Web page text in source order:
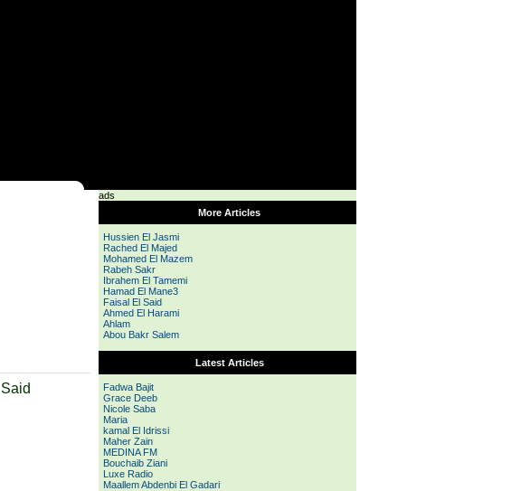
ads
More Articles
Hussien El Jasmi
Rached El Majed
Mohamed El Mazem
Rabeh Sakr
Ibrahem El Tamemi
Hamad El Mane3
Faisal El Said
Ahmed El Harami
Ahlam
Abou Bakr Salem
Latest Articles
Fadwa Bajit
Grace Deeb
Nicole Saba
Maria
kamal El Idrissi
Maher Zain
MEDINA FM
Bouchaib Ziani
Luxe Radio
Maallem Abdenbi El Gadari